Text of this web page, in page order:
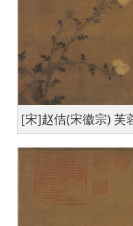
[宋]赵佶(宋徽宗) 芙